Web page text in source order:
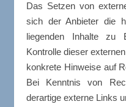
Das Setzen von
sich der Anbieter die
liegenden Inhalte zu
Kontrolle dieser
konkrete Hinweise auf
Bei Kenntnis von
derartige externe Links